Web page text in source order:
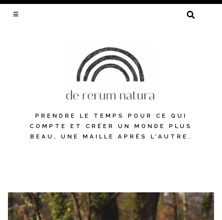
RECHERCHER :
PRENDRE LE TEMPS POUR CE QUI
COMPTE ET CRÉER UN MONDE PLUS
BEAU, UNE MAILLE APRÈS L'AUTRE.
Skip
to